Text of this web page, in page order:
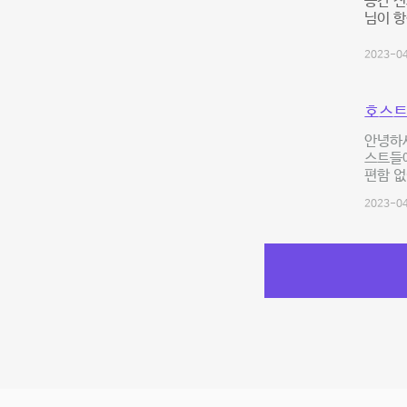
님이
2023-
호스
안녕하
스트들
편함
2023-